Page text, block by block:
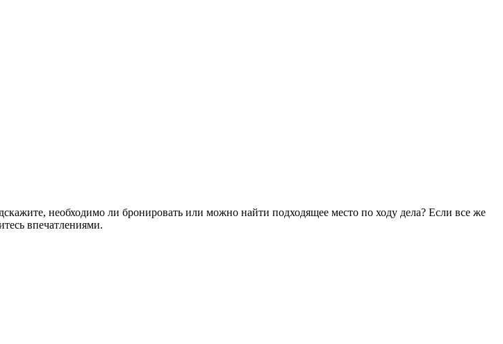
необходимо ли бронировать или можно найти подходящее место по ходу дела? Если все же
впечатлениями.